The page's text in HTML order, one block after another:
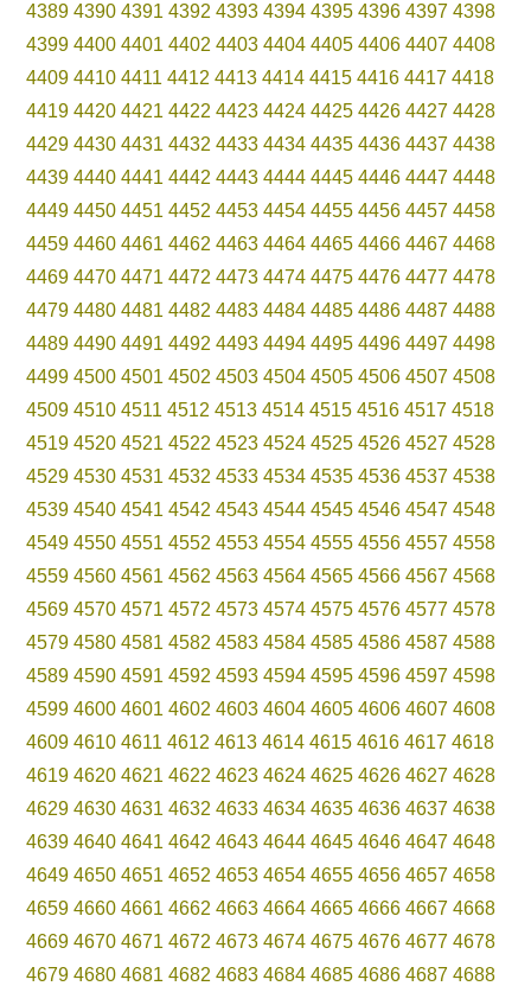
4389 4390 4391 4392 4393 4394 4395 4396 4397 4398
4399 4400 4401 4402 4403 4404 4405 4406 4407 4408
4409 4410 4411 4412 4413 4414 4415 4416 4417 4418
4419 4420 4421 4422 4423 4424 4425 4426 4427 4428
4429 4430 4431 4432 4433 4434 4435 4436 4437 4438
4439 4440 4441 4442 4443 4444 4445 4446 4447 4448
4449 4450 4451 4452 4453 4454 4455 4456 4457 4458
4459 4460 4461 4462 4463 4464 4465 4466 4467 4468
4469 4470 4471 4472 4473 4474 4475 4476 4477 4478
4479 4480 4481 4482 4483 4484 4485 4486 4487 4488
4489 4490 4491 4492 4493 4494 4495 4496 4497 4498
4499 4500 4501 4502 4503 4504 4505 4506 4507 4508
4509 4510 4511 4512 4513 4514 4515 4516 4517 4518
4519 4520 4521 4522 4523 4524 4525 4526 4527 4528
4529 4530 4531 4532 4533 4534 4535 4536 4537 4538
4539 4540 4541 4542 4543 4544 4545 4546 4547 4548
4549 4550 4551 4552 4553 4554 4555 4556 4557 4558
4559 4560 4561 4562 4563 4564 4565 4566 4567 4568
4569 4570 4571 4572 4573 4574 4575 4576 4577 4578
4579 4580 4581 4582 4583 4584 4585 4586 4587 4588
4589 4590 4591 4592 4593 4594 4595 4596 4597 4598
4599 4600 4601 4602 4603 4604 4605 4606 4607 4608
4609 4610 4611 4612 4613 4614 4615 4616 4617 4618
4619 4620 4621 4622 4623 4624 4625 4626 4627 4628
4629 4630 4631 4632 4633 4634 4635 4636 4637 4638
4639 4640 4641 4642 4643 4644 4645 4646 4647 4648
4649 4650 4651 4652 4653 4654 4655 4656 4657 4658
4659 4660 4661 4662 4663 4664 4665 4666 4667 4668
4669 4670 4671 4672 4673 4674 4675 4676 4677 4678
4679 4680 4681 4682 4683 4684 4685 4686 4687 4688